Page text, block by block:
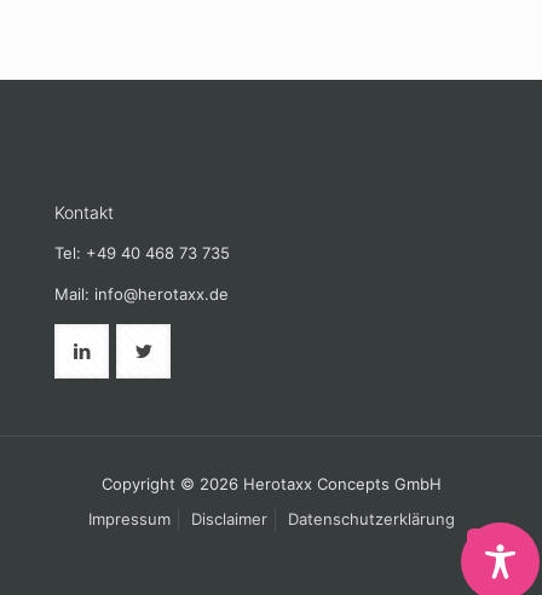
Kontakt
Tel: +49 40 468 73 735
Mail: info@herotaxx.de
Copyright © 2026 Herotaxx Concepts GmbH
Impressum
Disclaimer Datenschutzerklärung